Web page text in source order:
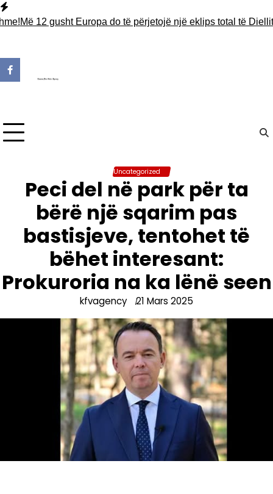
Skip
to 12 gusht Europa do të përjetojë një eklips total të Diellit
Uncategorized
Peci del në park për ta
bërë një sqarim pas
bastisjeve, tentohet të
bëhet interesant:
Prokuroria na ka lënë seen
kfvagency 21 Mars 2025